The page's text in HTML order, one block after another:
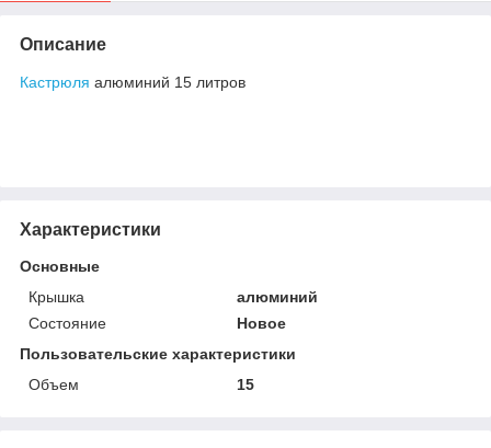
Описание
Кастрюля алюминий 15 литров
Характеристики
Основные
Крышка
алюминий
Состояние
Новое
Пользовательские характеристики
Объем
15